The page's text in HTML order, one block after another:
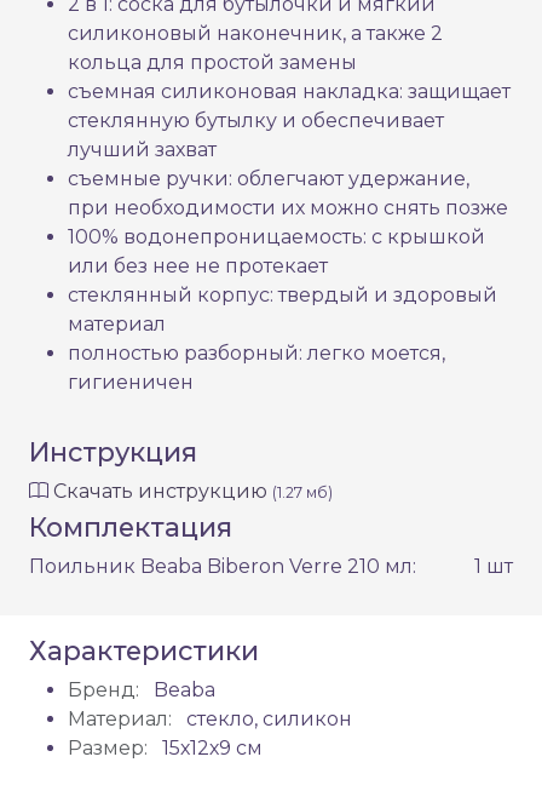
2 в 1: соска для бутылочки и мягкий
силиконовый наконечник, а также 2
кольца для простой замены
съемная силиконовая накладка: защищает
стеклянную бутылку и обеспечивает
лучший захват
съемные ручки: облегчают удержание,
при необходимости их можно снять позже
100% водонепроницаемость: с крышкой
или без нее не протекает
стеклянный корпус: твердый и здоровый
материал
полностью разборный: легко моется,
гигиеничен
Инструкция
Скачать инструкцию (1.27 мб)
Комплектация
Поильник Beaba Biberon Verre 210 мл: 1 шт
Характеристики
Бренд:
Beaba
Материал:
стекло, силикон
Размер:
15х12х9 см